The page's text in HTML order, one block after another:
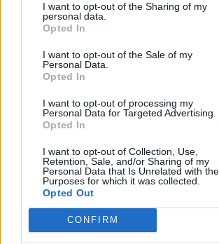
I want to opt-out of the Sharing of my
personal data.
Opted In
I want to opt-out of the Sale of my
Personal Data.
Opted In
I want to opt-out of processing my
Personal Data for Targeted Advertising.
Opted In
I want to opt-out of Collection, Use,
Retention, Sale, and/or Sharing of my
Personal Data that Is Unrelated with the
Purposes for which it was collected.
Opted Out
CONFIRM
csak így hajlandók dolgozni:
milyen elvárásaik vannak
A diákok által legfontosabbnak tartott
továbbra is a kommunikáció, a
kritikus gondolkodás vezet.